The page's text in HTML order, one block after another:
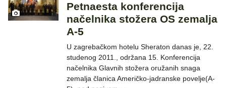
Petnaesta konferencija
načelnika stožera OS zemalja
A-5
U zagrebačkom hotelu Sheraton danas je, 22.
studenog 2011., održana 15. Konferencija
načelnika Glavnih stožera oružanih snaga
zemalja članica Američko-jadranske povelje(A-